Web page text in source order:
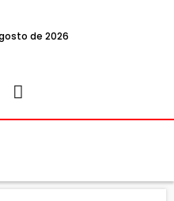
de 2026